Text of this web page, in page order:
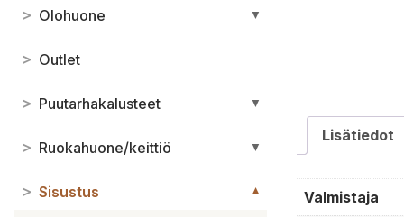
> Olohuone ▼
> Outlet
> Puutarhakalusteet ▼
> Ruokahuone/keittiö ▼
> Sisustus ▼
Lisätiedot
Valmistaja